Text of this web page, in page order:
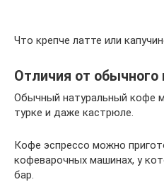
Что крепче латте или
Отличия от обычного
Обычный натуральный кофе
турке и даже кастрюле.
Кофе эспрессо можно
кофеварочных машинах, у
бар.